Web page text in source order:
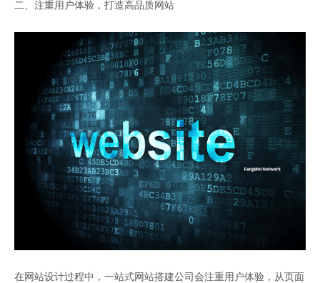
二、注重用户体验，打造高品质网站
在网站设计过程中，一站式网站搭建公司会注重用户体验，从页面